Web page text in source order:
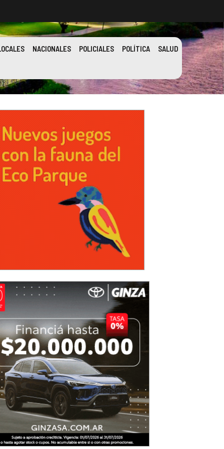
NACIONALES POLICIALES POLÍTICA SALUD